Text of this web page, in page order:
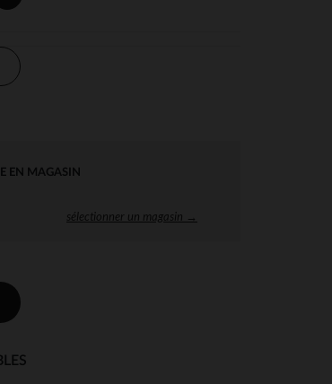
EN MAGASIN
sélectionner un magasin →